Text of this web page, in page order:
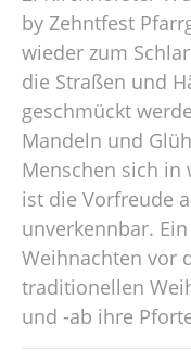
by Zehntfest
wieder zum
die Straßen und
geschmückt
Mandeln und
Menschen sich in
ist die Vorfreude
unverkennbar.
Weihnachten vor
traditionellen
und -ab ihre